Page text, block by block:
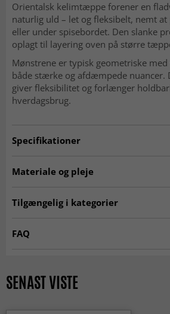
Orientalsk kelimtæppe forener en
naturlig uld – let og fleksibelt, nemt at
eller under spisebordet. Den slanke
oplagt til layering oven på større
Mønstrene er typisk geometriske
både stærke og afdæmpede nuancer.
giver fleksibilitet og forlænger
hverdagsbrug.
Specifikationer
Vævning
Egenskab
Materiale og pleje
Materiale
Uld
Tilgængelig i kategorier
FAQ
mønstre, dybe farver og tidløst design.
klassisk håndværk og giver rummet et
SENAST VISTE